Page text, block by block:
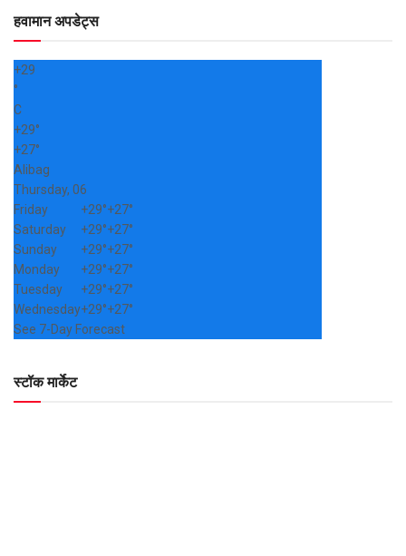
हवामान अपडेट्स
+29
°
C
+29°
+27°
Alibag
Thursday, 06
Friday
+29°+27°
Saturday
+29°+27°
Sunday
+29°+27°
Monday
+29°+27°
Tuesday
+29°+27°
Wednesday+29°+27°
See 7-Day Forecast
स्टॉक मार्केट